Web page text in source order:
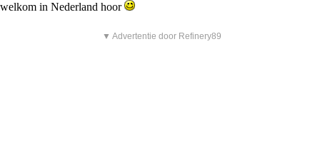
welkom in Nederland hoor
▼ Advertentie door Refinery89